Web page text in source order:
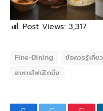
Post Views: 3,317
Fine-Dining ข้อควรรู้เกี่
อาหารไฟน์ไดนิ่ง